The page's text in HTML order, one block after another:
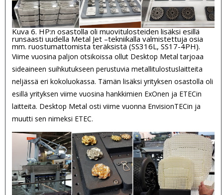
Kuva 6. HP:n osastolla oli muovitulosteiden lisäksi esillä
runsaasti uudella Metal Jet –tekniikalla valmistettuja osia
mm. ruostumattomista teräksistä (SS316L, SS17-4PH).
Viime vuosina paljon otsikoissa ollut Desktop Metal tarjoaa
sideaineen suihkutukseen perustuvia metallitulostuslaitteita
neljässä eri kokoluokassa. Tämän lisäksi yrityksen osastolla oli
esillä yrityksen viime vuosina hankkimien ExOnen ja ETECin
laitteita. Desktop Metal osti viime vuonna EnvisionTECin ja
muutti sen nimeksi ETEC.